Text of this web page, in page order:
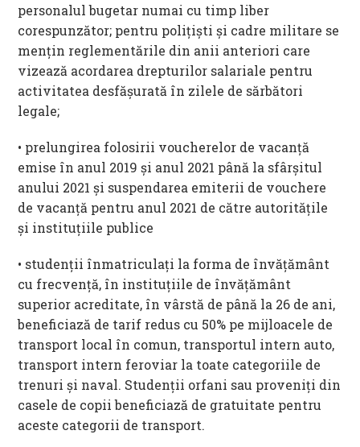
personalul bugetar numai cu timp liber
corespunzător; pentru polițiști și cadre militare se
mențin reglementările din anii anteriori care
vizează acordarea drepturilor salariale pentru
activitatea desfășurată în zilele de sărbători
legale;
• prelungirea folosirii voucherelor de vacanță
emise în anul 2019 și anul 2021 până la sfârșitul
anului 2021 și suspendarea emiterii de vouchere
de vacanță pentru anul 2021 de către autoritățile
și instituțiile publice
• studenții înmatriculați la forma de învățământ
cu frecvență, în instituțiile de învățământ
superior acreditate, în vârstă de până la 26 de ani,
beneficiază de tarif redus cu 50% pe mijloacele de
transport local în comun, transportul intern auto,
transport intern feroviar la toate categoriile de
trenuri și naval. Studenții orfani sau proveniți din
casele de copii beneficiază de gratuitate pentru
aceste categorii de transport.